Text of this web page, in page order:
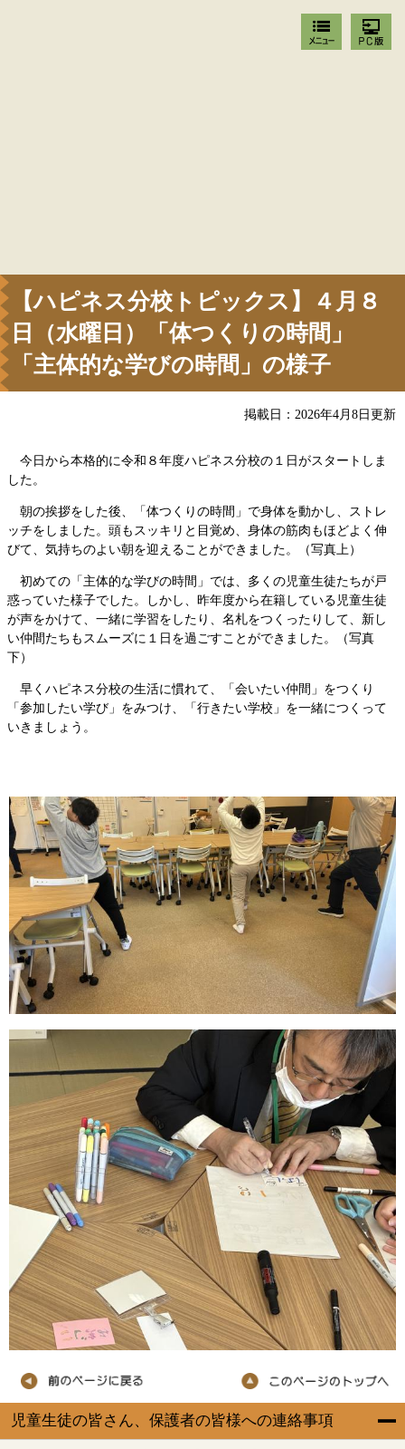
児童生徒の皆さん、保護者の皆様への連絡事項
【ハピネス分校トピックス】４月８
日（水曜日）「体つくりの時間」
「主体的な学びの時間」の様子
掲載日：2026年4月8日更新
今日から本格的に令和８年度ハピネス分校の１日がスタートしま
した。
朝の挨拶をした後、「体つくりの時間」で身体を動かし、ストレ
ッチをしました。頭もスッキリと目覚め、身体の筋肉もほどよく伸
びて、気持ちのよい朝を迎えることができました。（写真上）
初めての「主体的な学びの時間」では、多くの児童生徒たちが戸
惑っていた様子でした。しかし、昨年度から在籍している児童生徒
が声をかけて、一緒に学習をしたり、名札をつくったりして、新し
い仲間たちもスムーズに１日を過ごすことができました。（写真
下）
早くハピネス分校の生活に慣れて、「会いたい仲間」をつくり
「参加したい学び」をみつけ、「行きたい学校」を一緒につくって
いきましょう。